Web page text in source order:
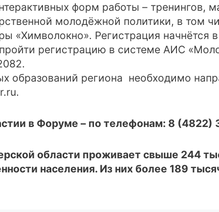
форм работы – тренингов,
молодёжной политики, в том
«Химволокно». Регистрация начнётся
регистрацию в системе АИС
образований региона необходимо
в Форуме – по телефонам: 8 (4822)
области проживает свыше 244
населения. Из них более 189